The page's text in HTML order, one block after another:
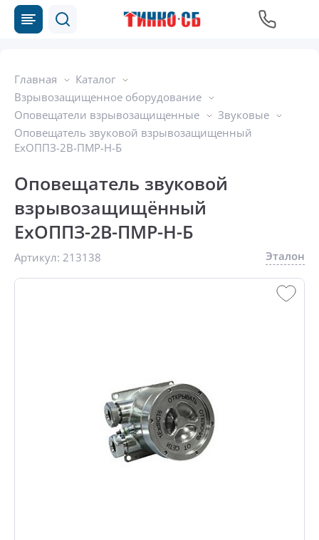
Главная
Каталог
Взрывозащищенное оборудование
Оповещатели взрывозащищенные
Звуковые
Оповещатель звуковой взрывозащищенный
ExОППЗ-2В-ПМР-Н-Б
Оповещатель звуковой
взрывозащищённый
ExОППЗ-2В-ПМР-Н-Б
Артикул: 213138 Эталон